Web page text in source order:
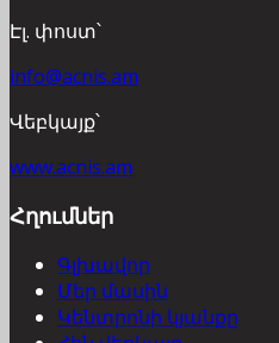
Էլ. փոստ՝
info@acnis.am
Վեբկայք՝
www.acnis.am
Հղումներ
Գլխավոր
Մեր մասին
Կենտրոնի կյանքը